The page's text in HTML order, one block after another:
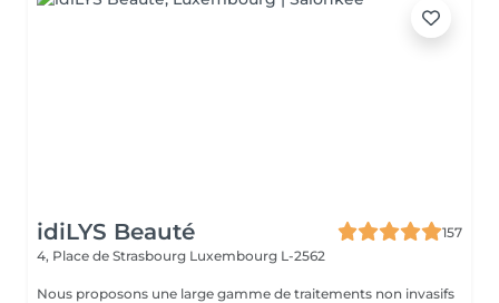
idiLYS Beauté
157
4, Place de Strasbourg Luxembourg L-2562
Nous proposons une large gamme de traitements non invasifs